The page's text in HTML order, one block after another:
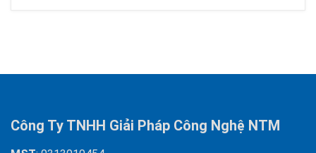
Công Ty TNHH Giải Pháp Công Nghệ NTM